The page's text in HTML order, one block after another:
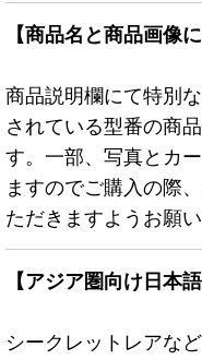
【商品名と商品画像
商品説明欄にて特別
されている型番の商
す。一部、写真とカ
ますのでご購入の際
ただきますようお願
【アジア圏向け日本
シークレットレアな